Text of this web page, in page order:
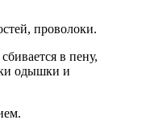
проволоки.
в пену,
одышки и